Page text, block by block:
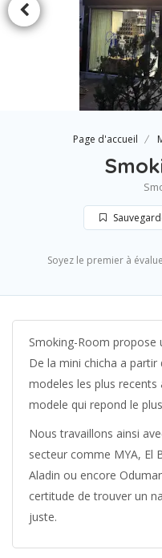
Page d'accueil
Soyez le premier à
Smoking-Room propose
De la mini chicha a
modeles les plus
modele qui repond le
Nous travaillons ainsi
secteur comme MYA, El
Aladin ou encore
certitude de trouver un
juste.